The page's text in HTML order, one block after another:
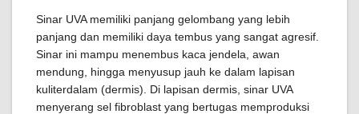
Sinar UVA memiliki panjang gelombang yang lebih
panjang dan memiliki daya tembus yang sangat agresif.
Sinar ini mampu menembus kaca jendela, awan
mendung, hingga menyusup jauh ke dalam lapisan
kuliterdalam (dermis). Di lapisan dermis, sinar UVA
menyerang sel fibroblast yang bertugas memproduksi